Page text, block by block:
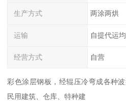
生产方式 两涂两烘
运输 自提代运
经营方式 自营
彩色涂层钢板，经辊压冷弯成各种
民用建筑、仓库、特种建